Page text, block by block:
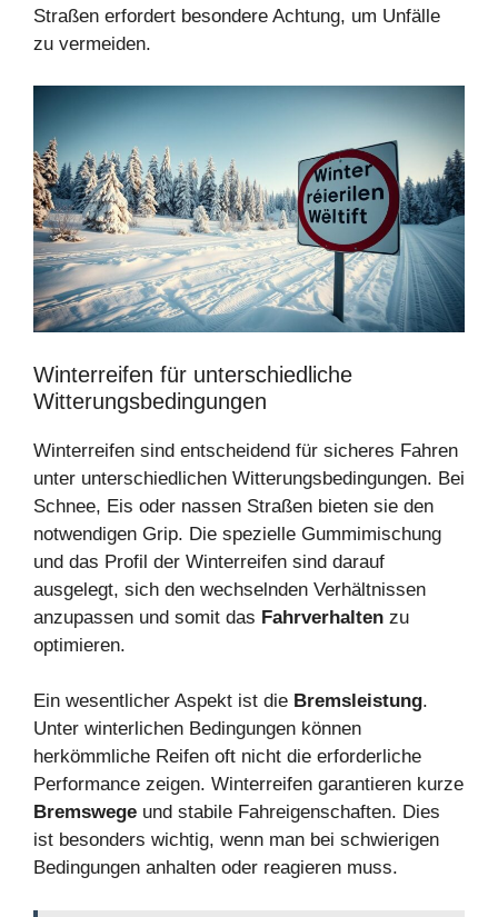
Straßen erfordert besondere Achtung, um Unfälle
zu vermeiden.
Winterreifen für unterschiedliche
Witterungsbedingungen
Winterreifen sind entscheidend für sicheres Fahren
unter unterschiedlichen Witterungsbedingungen. Bei
Schnee, Eis oder nassen Straßen bieten sie den
notwendigen Grip. Die spezielle Gummimischung
und das Profil der Winterreifen sind darauf
ausgelegt, sich den wechselnden Verhältnissen
anzupassen und somit das Fahrverhalten zu
optimieren.
Ein wesentlicher Aspekt ist die Bremsleistung.
Unter winterlichen Bedingungen können
herkömmliche Reifen oft nicht die erforderliche
Performance zeigen. Winterreifen garantieren kurze
Bremswege und stabile Fahreigenschaften. Dies
ist besonders wichtig, wenn man bei schwierigen
Bedingungen anhalten oder reagieren muss.